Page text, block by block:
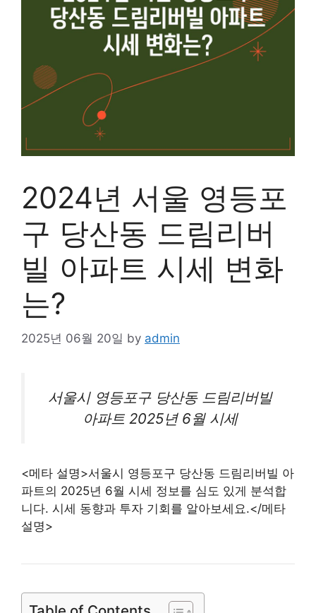
2024년 서울 영등포
구 당산동 드림리버
빌 아파트 시세 변화
는?
2025년 06월 20일 by admin
서울시 영등포구 당산동 드림리버빌
아파트2025년 6월 시세
<메타 설명>서울시 영등포구 당산동 드림리버빌 아
파트의 2025년 6월 시세 정보를 심도 있게 분석합
니다. 시세 동향과 투자 기회를 알아보세요.</메타
설명>